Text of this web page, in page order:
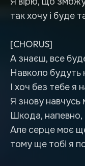
так хочу і буде
[CHORUS]
А знаєш, все
Навколо будуть
І хоч без тебе я
Я знову навчусь
Шкода,
Але серце моє
тому ще тобі я